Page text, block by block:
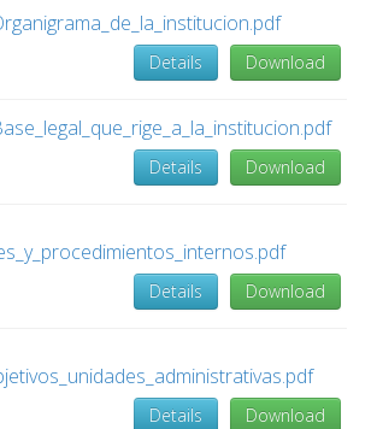
Download
Details
Download
Details
Download
Details
Download
Details